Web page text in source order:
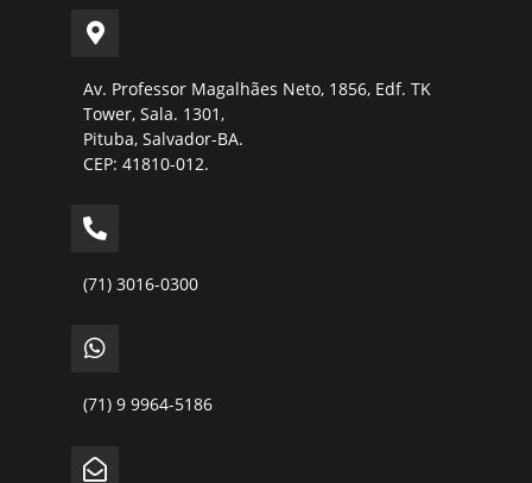
Av. Professor Magalhães Neto, 1856, Edf. TK
Tower, Sala. 1301,
Pituba, Salvador-BA.
CEP: 41810-012.
(71) 3016-0300
(71) 9 9964-5186